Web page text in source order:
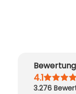
4.1
3.276